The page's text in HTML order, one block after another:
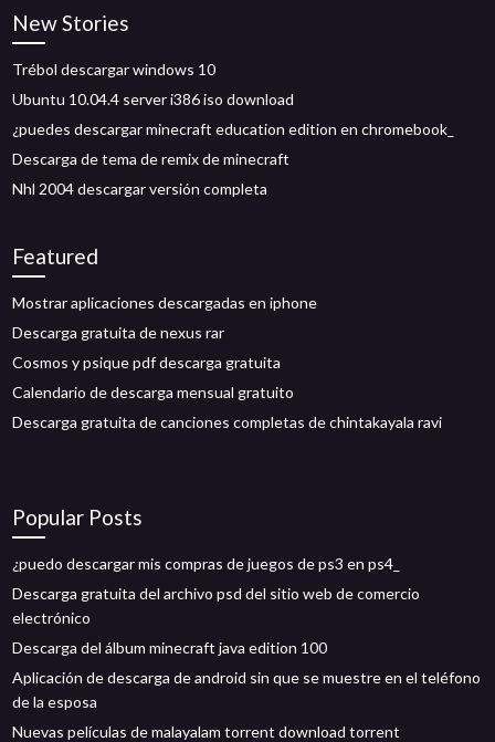
New Stories
Trébol descargar windows 10
Ubuntu 10.04.4 server i386 iso download
¿puedes descargar minecraft education edition en chromebook_
Descarga de tema de remix de minecraft
Nhl 2004 descargar versión completa
Featured
Mostrar aplicaciones descargadas en iphone
Descarga gratuita de nexus rar
Cosmos y psique pdf descarga gratuita
Calendario de descarga mensual gratuito
Descarga gratuita de canciones completas de chintakayala ravi
Popular Posts
¿puedo descargar mis compras de juegos de ps3 en ps4_
Descarga gratuita del archivo psd del sitio web de comercio
electrónico
Descarga del álbum minecraft java edition 100
Aplicación de descarga de android sin que se muestre en el teléfono
de la esposa
Nuevas películas de malayalam torrent download torrent